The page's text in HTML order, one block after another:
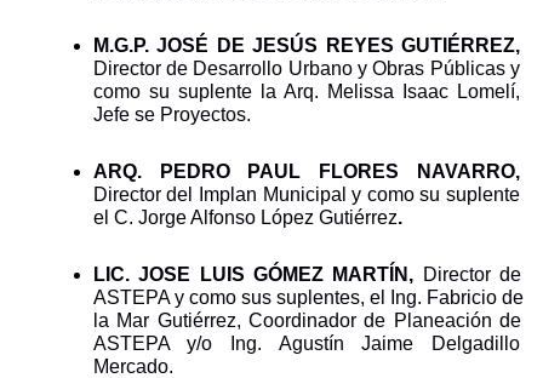
Director de Desarrollo Urbano y Obras Públicas y
como su suplente la Arq. Melissa Isaac Lomelí,
Jefe se Proyectos.
Director del Implan Municipal y como su suplente
el C. Jorge Alfonso López Gutiérrez.
LIC. JOSE LUIS GÓMEZ MARTÍN, Director de
ASTEPA y como sus suplentes, el Ing. Fabricio de
la Mar Gutiérrez, Coordinador de Planeación de
ASTEPA y/o Ing. Agustín Jaime Delgadillo
Mercado.